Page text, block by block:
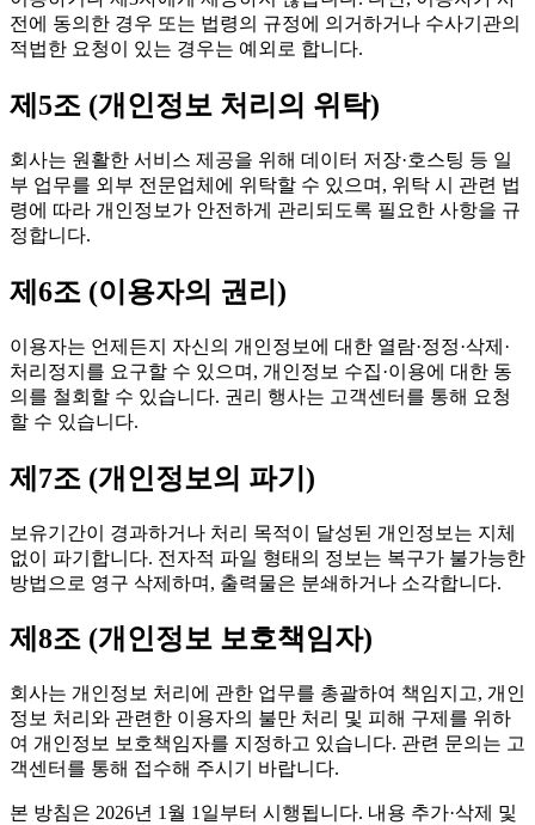
전에 동의한 경우 또는 법령의 규정에 의거하거나 수사기관의
적법한 요청이 있는 경우는 예외로 합니다.
제5조 (개인정보 처리의 위탁)
회사는 원활한 서비스 제공을 위해 데이터 저장·호스팅 등 일
부 업무를 외부 전문업체에 위탁할 수 있으며, 위탁 시 관련 법
령에 따라 개인정보가 안전하게 관리되도록 필요한 사항을 규
정합니다.
제6조 (이용자의 권리)
이용자는 언제든지 자신의 개인정보에 대한 열람·정정·삭제·
처리정지를 요구할 수 있으며, 개인정보 수집·이용에 대한 동
의를 철회할 수 있습니다. 권리 행사는 고객센터를 통해 요청
할 수 있습니다.
제7조 (개인정보의 파기)
보유기간이 경과하거나 처리 목적이 달성된 개인정보는 지체
없이 파기합니다. 전자적 파일 형태의 정보는 복구가 불가능한
방법으로 영구 삭제하며, 출력물은 분쇄하거나 소각합니다.
제8조 (개인정보 보호책임자)
회사는 개인정보 처리에 관한 업무를 총괄하여 책임지고, 개인
정보 처리와 관련한 이용자의 불만 처리 및 피해 구제를 위하
여 개인정보 보호책임자를 지정하고 있습니다. 관련 문의는 고
객센터를 통해 접수해 주시기 바랍니다.
본 방침은 2026년 1월 1일부터 시행됩니다. 내용 추가·삭제 및